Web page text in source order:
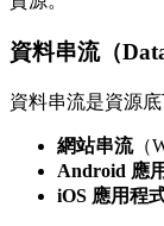
資料串流（
資料串流是資源
網站串流（
Android 應
iOS 應用程